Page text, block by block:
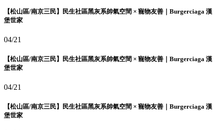
【松山區/南京三民】民生社區黑灰系帥氣空間 × 寵物友善｜Burgerciaga 漢
堡世家
04/21
【松山區/南京三民】民生社區黑灰系帥氣空間 × 寵物友善｜Burgerciaga 漢
堡世家
04/21
【松山區/南京三民】民生社區黑灰系帥氣空間 × 寵物友善｜Burgerciaga 漢
堡世家